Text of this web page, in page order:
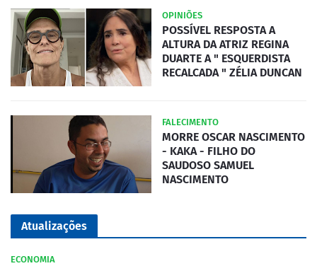
OPINIÕES
POSSÍVEL RESPOSTA A
ALTURA DA ATRIZ REGINA
DUARTE A " ESQUERDISTA
RECALCADA " ZÉLIA DUNCAN
FALECIMENTO
MORRE OSCAR NASCIMENTO
- KAKA - FILHO DO
SAUDOSO SAMUEL
NASCIMENTO
Atualizações
ECONOMIA